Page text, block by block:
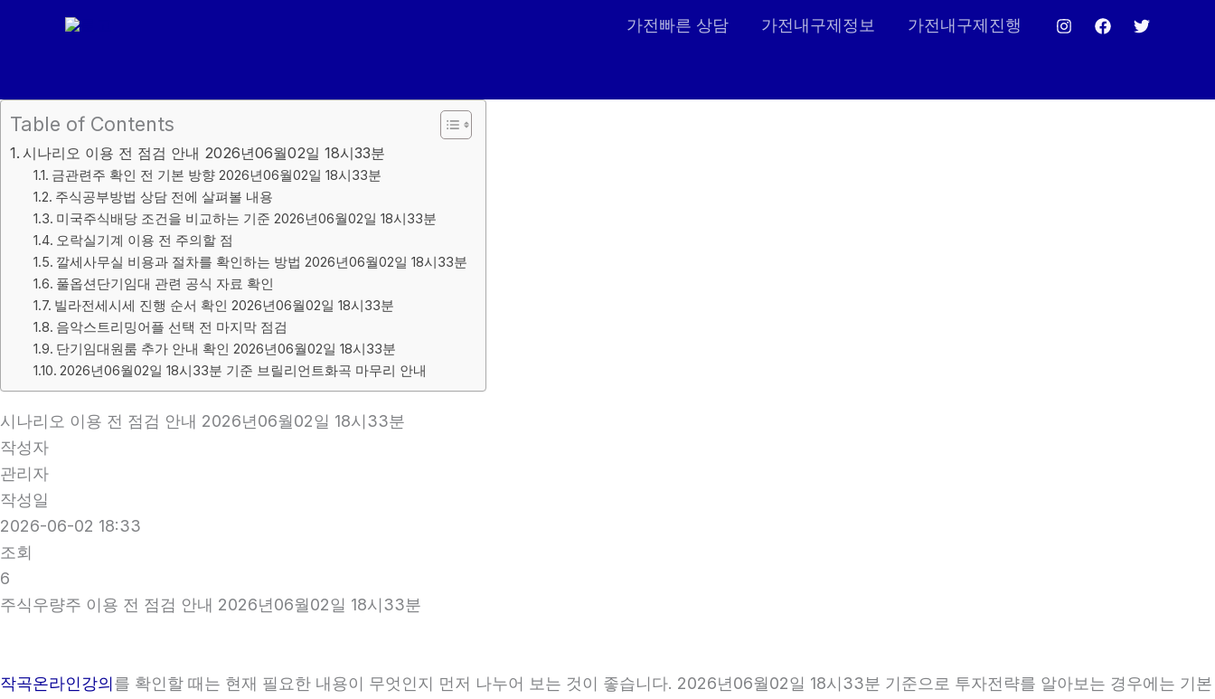
건
너
가전빠른 상담 가전내구제정보 가전내구제진행
Table of Contents
시나리오 이용 전 점검 안내 2026년06월02일 18시33분
금관련주 확인 전 기본 방향 2026년06월02일 18시33분
주식공부방법 상담 전에 살펴볼 내용
미국주식배당 조건을 비교하는 기준 2026년06월02일 18시33분
오락실기계 이용 전 주의할 점
깔세사무실 비용과 절차를 확인하는 방법 2026년06월02일 18시33분
풀옵션단기임대 관련 공식 자료 확인
빌라전세시세 진행 순서 확인 2026년06월02일 18시33분
음악스트리밍어플 선택 전 마지막 점검
단기임대원룸 추가 안내 확인 2026년06월02일 18시33분
2026년06월02일 18시33분 기준 브릴리언트화곡 마무리 안내
시나리오 이용 전 점검 안내 2026년06월02일 18시33분
작성자
관리자
작성일
2026-06-02 18:33
조회
6
주식우량주 이용 전 점검 안내 2026년06월02일 18시33분
작곡온라인강의를 확인할 때는 현재 필요한 내용이 무엇인지 먼저 나누어 보는 것이 좋습니다. 2026년06월02일 18시33분 기준으로 투자전략를 알아보는 경우에는 기본